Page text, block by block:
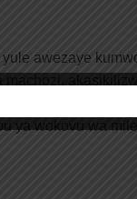
awezaye
kwa mateso
ya wokovu wa